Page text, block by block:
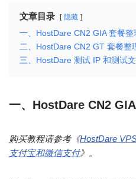
文章目录 隐藏
一、HostDare CN2 GIA 套餐整
二、HostDare CN2 GT 套餐整
三、HostDare 测试 IP 和测试
一、HostDare CN2
购买教程请参考《HostDare
支付宝和微信支付》。